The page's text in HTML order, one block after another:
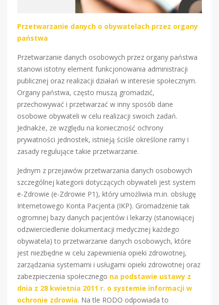
Przetwarzanie danych o obywatelach przez organy
państwa
Przetwarzanie danych osobowych przez organy państwa
stanowi istotny element funkcjonowania administracji
publicznej oraz realizacji działań w interesie społecznym.
Organy państwa, często muszą gromadzić,
przechowywać i przetwarzać w inny sposób dane
osobowe obywateli w celu realizacji swoich zadań.
Jednakże, ze względu na konieczność ochrony
prywatności jednostek, istnieją ściśle określone ramy i
zasady regulujące takie przetwarzanie.
Jednym z przejawów przetwarzania danych osobowych
szczególnej kategorii dotyczących obywateli jest system
e-Zdrowie (e-Zdrowie P1), który umożliwia m.in. obsługę
Internetowego Konta Pacjenta (IKP). Gromadzenie tak
ogromnej bazy danych pacjentów i lekarzy (stanowiącej
odzwierciedlenie dokumentacji medycznej każdego
obywatela) to przetwarzanie danych osobowych, które
jest niezbędne w celu zapewnienia opieki zdrowotnej,
zarządzania systemami i usługami opieki zdrowotnej oraz
zabezpieczenia społecznego na podstawie ustawy z
dnia z 28 kwietnia 2011 r. o systemie informacji w
ochronie zdrowia. Na tle RODO odpowiada to